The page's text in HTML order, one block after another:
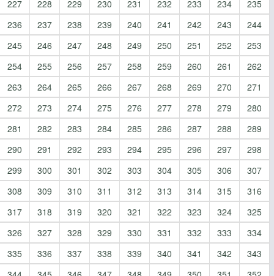
227
228 229 230 231 232 233 234
235
236
237 238 239 240 241 242 243
244
245
246 247 248 249 250 251 252
253
254
255 256 257 258 259 260 261
262
263
264 265 266 267 268 269 270
271
272
273 274 275 276 277 278 279
280
281
282 283 284 285 286 287 288
289
290
291 292 293 294 295 296 297
298
299
300 301 302 303 304 305 306
307
308
309 310 311 312 313 314 315
316
317
318 319 320 321 322 323 324
325
326
327 328 329 330 331 332 333
334
335
336 337 338 339 340 341 342
343